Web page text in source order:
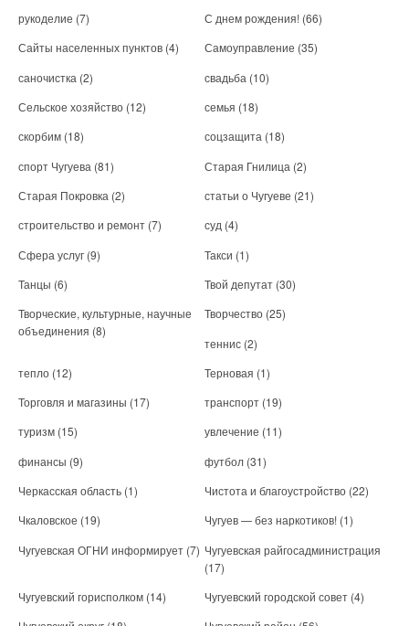
рукоделие (7) С днем рождения! (66)
Сайты населенных пунктов (4) Самоуправление (35)
саночистка (2) свадьба (10)
Сельское хозяйство (12) семья (18)
скорбим (18) соцзащита (18)
спорт Чугуева (81) Старая Гнилица (2)
Старая Покровка (2) статьи о Чугуеве (21)
строительство и ремонт (7) суд (4)
Сфера услуг (9) Такси (1)
Танцы (6) Твой депутат (30)
Творческие, культурные, научные
объединения (8)
Творчество (25)
теннис (2)
тепло (12) Терновая (1)
Торговля и магазины (17) транспорт (19)
туризм (15) увлечение (11)
финансы (9) футбол (31)
Черкасская область (1) Чистота и благоустройство (22)
Чкаловское (19) Чугуев — без наркотиков! (1)
Чугуевская ОГНИ информирует (7) Чугуевская райгосадминистрация
(17)
Чугуевский горисполком (14) Чугуевский городской совет (4)